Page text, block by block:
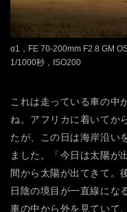
α1，FE 70-200mm F2.8 GM
1/1000秒，ISO200
これは走っている車の中
ね。アフリカに着いてか
たが、この日は海岸沿い
ました。「今日は太陽が
間から太陽が出てきて。
日陰の境目が一直線にな
車の中から外を見ていて